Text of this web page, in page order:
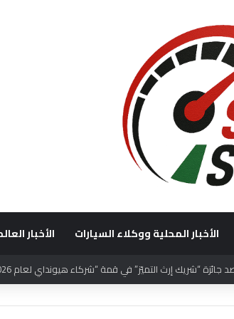
الأخبار المحلية ووكلاء السيارات الأخبار
إرث التميّز” في قمة “شركاء هيونداي لعام 2026” تقديراً للتميّز التشغيلي وريادة تجارب العميل